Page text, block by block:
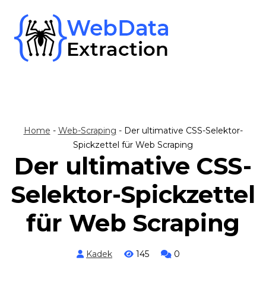
content
Home - Web-Scraping - Der ultimative CSS-Selektor-
Spickzettel für Web Scraping
Der ultimative CSS-
Selektor-Spickzettel
für Web Scraping
Kadek 145 0